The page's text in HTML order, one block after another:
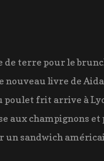
de terre pour le
nouveau livre de
poulet frit arrive à
aux champignons
un sandwich